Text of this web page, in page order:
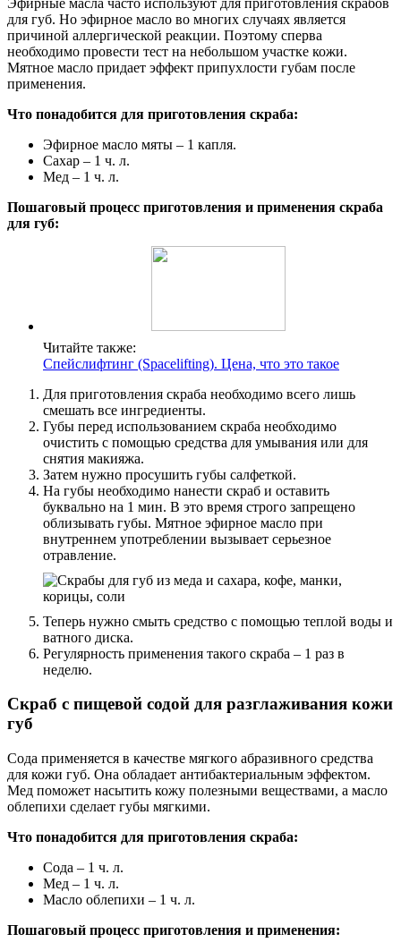
для губ. Но эфирное масло во многих случаях является
причиной аллергической реакции. Поэтому сперва
необходимо провести тест на небольшом участке кожи.
Мятное масло придает эффект припухлости губам после
применения.
Что понадобится для приготовления скраба:
Эфирное масло мяты – 1 капля.
Сахар – 1 ч. л.
Мед – 1 ч. л.
Пошаговый процесс приготовления и применения скраба
для губ:
Читайте также:
Спейслифтинг (Spacelifting). Цена, что это такое
Для приготовления скраба необходимо всего лишь
смешать все ингредиенты.
Губы перед использованием скраба необходимо
очистить с помощью средства для умывания или для
снятия макияжа.
Затем нужно просушить губы салфеткой.
На губы необходимо нанести скраб и оставить
буквально на 1 мин. В это время строго запрещено
облизывать губы. Мятное эфирное масло при
внутреннем употреблении вызывает серьезное
отравление.
Теперь нужно смыть средство с помощью теплой воды и
ватного диска.
Регулярность применения такого скраба – 1 раз в
неделю.
Скраб с пищевой содой для разглаживания кожи
губ
Сода применяется в качестве мягкого абразивного средства
для кожи губ. Она обладает антибактериальным эффектом.
Мед поможет насытить кожу полезными веществами, а масло
облепихи сделает губы мягкими.
Что понадобится для приготовления скраба:
Сода – 1 ч. л.
Мед – 1 ч. л.
Масло облепихи – 1 ч. л.
Пошаговый процесс приготовления и применения: